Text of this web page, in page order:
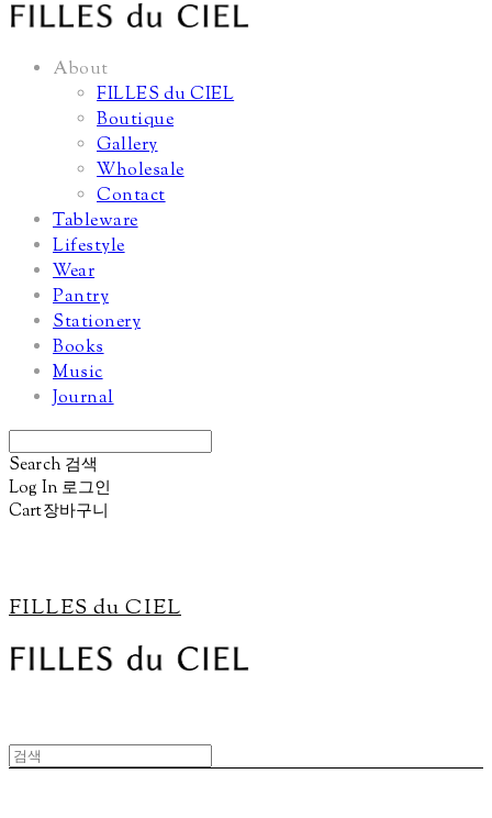
About
FILLES du CIEL
Boutique
Gallery
Wholesale
Contact
Tableware
Lifestyle
Wear
Pantry
Stationery
Books
Music
Journal
Search 검색
Log In 로그인
Cart장바구니
FILLES du CIEL